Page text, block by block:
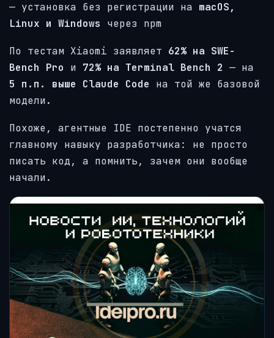
— установка без регистрации на macOS,
Linux и Windows через npm
По тестам Xiaomi заявляет 62% на SWE-
Bench Pro и 72% на Terminal Bench 2 — на
5 п.п. выше Claude Code на той же базовой
модели.
Похоже, агентные IDE постепенно учатся
главному навыку разработчика: не просто
писать код, а помнить, зачем они вообще
начали.